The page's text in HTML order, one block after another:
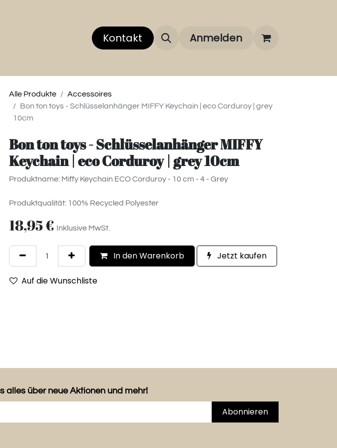
Über uns Über unsere Marken FAQ
Kontakt Anmelden
Alle Produkte
Accessoires
Bon ton toys - Schlüsselanhänger MIFFY Keychain | eco Corduroy | grey
10cm
Bon ton toys - Schlüsselanhänger MIFFY
Keychain | eco Corduroy | grey 10cm
Produktname: Miffy Keychain ECO Corduroy - 10 cm - 4 - Grey
Produktqualität: 100% Recycled Polyester
18,95€ Inklusive MwSt.
In den Warenkorb Jetzt kaufen
Auf die Wunschliste
alles über neue Aktionen und mehr!
Abonnieren